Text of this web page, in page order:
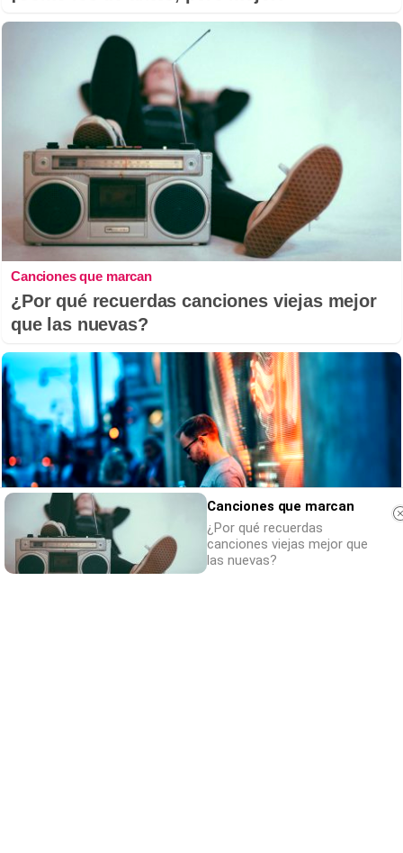
Canciones que marcan
¿Por qué recuerdas canciones viejas mejor
que las nuevas?
Canciones que marcan
¿Por qué recuerdas
canciones viejas mejor que
las nuevas?